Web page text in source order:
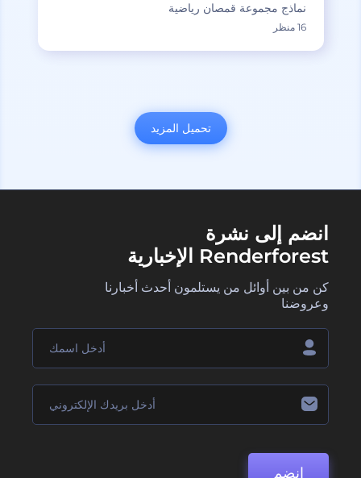
نماذج مجموعة قمصان رياضية
16 منظر
تحميل المزيد
انضم إلى نشرة
Renderforest الإخبارية
كن من بين أوائل من يستلمون أحدث أخبارنا
وعروضنا
انضم